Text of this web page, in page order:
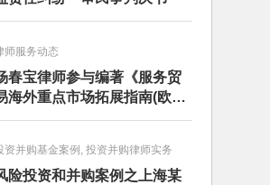
师服务动态
春宝律师参与编著《服务贸
海外重点市场拓展指南(欧洲
·意大利)》
资并购基金案例, 投资并购律师实务
险投资和并购案例之上海某